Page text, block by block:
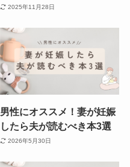
2025年11月28日
男性にオススメ！妻が妊娠
したら夫が読むべき本3選
2026年5月30日